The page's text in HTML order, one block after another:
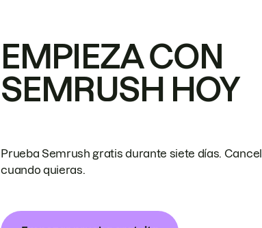
EMPIEZA CON
SEMRUSH HOY
Prueba Semrush gratis durante siete días.
cuando quieras.